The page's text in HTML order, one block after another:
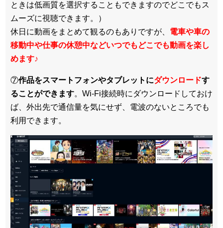
ときは低画質を選択することもできますのでどこでもス
ムーズに視聴できます。）
休日に動画をまとめて観るのもありですが、 電車や車の
移動中や仕事の休憩中などいつでもどこでも動画を楽し
めます♪
⑦作品をスマートフォンやタブレットにダウンロードす
ることができます。Wi-Fi接続時にダウンロードしておけ
ば、外出先で通信量を気にせず、電波のないところでも
利用できます。